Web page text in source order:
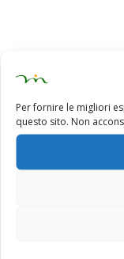
Per fornire le migliori
questo sito. Non